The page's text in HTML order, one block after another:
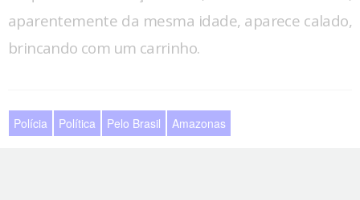
aparentemente da mesma idade, aparece calado,
brincando com um carrinho.
Polícia Política Pelo Brasil Amazonas